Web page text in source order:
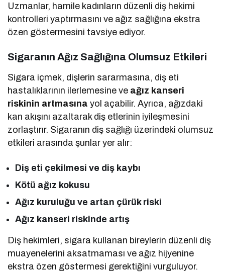
Uzmanlar, hamile kadınların düzenli diş hekimi
kontrolleri yaptırmasını ve ağız sağlığına ekstra
özen göstermesini tavsiye ediyor.
Sigaranın Ağız Sağlığına Olumsuz Etkileri
Sigara içmek, dişlerin sararmasına, diş eti
hastalıklarının ilerlemesine ve ağız kanseri
riskinin artmasına yol açabilir. Ayrıca, ağızdaki
kan akışını azaltarak diş etlerinin iyileşmesini
zorlaştırır. Sigaranın diş sağlığı üzerindeki olumsuz
etkileri arasında şunlar yer alır:
Diş eti çekilmesi ve diş kaybı
Kötü ağız kokusu
Ağız kuruluğu ve artan çürük riski
Ağız kanseri riskinde artış
Diş hekimleri, sigara kullanan bireylerin düzenli diş
muayenelerini aksatmaması ve ağız hijyenine
ekstra özen göstermesi gerektiğini vurguluyor.